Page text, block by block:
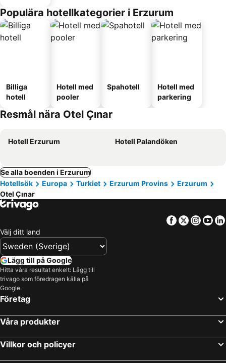
Populära hotellkategorier i Erzurum
Billiga
hotell
Hotell med
pooler
Spahotell
Hotell med
parkering
Resmål nära Otel Çınar
Hotell Erzurum Hotell Palandöken
Se alla boenden i Erzurum
Hotellsök
Europa Turkiet Erzurum Provins
Erzurum
Otel Çınar
Facebook
Twitter
Välj ditt land
Lägg till på Google
Hitta våra resultat enkelt: Lägg till
trivago som föredragen källa på
Google.
Företag
Våra produkter
Villkor och policyer